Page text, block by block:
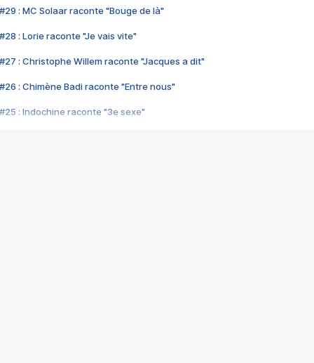
#29 : MC Solaar raconte "Bouge de là"
#28 : Lorie raconte "Je vais vite"
#27 : Christophe Willem raconte "Jacques a dit"
#26 : Chimène Badi raconte "Entre nous"
#25 : Indochine raconte "3e sexe"